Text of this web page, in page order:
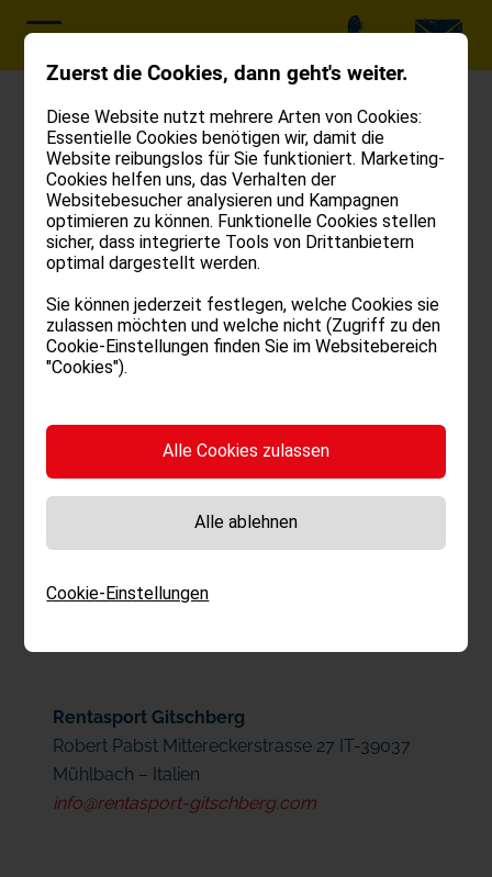
Datenschutz
Hier finden Sie Informationen über den Umgang
Besuch unserer Website. Zur Bereitstellung der
Funktionen und Dienste unserer Website ist es
erforderlich, dass wir personenbezogene Daten
welche Daten wir über Sie erheben, wozu dies
erforderlich ist, und welche Rechte Sie in Bezug
personenbezogenen Daten auf dieser Website
Rentasport Gitschberg
Robert Pabst Mittereckerstrasse 27 IT-39037
Mühlbach – Italien
info@rentasport-gitschberg.com
Zuerst die Cookies, dann geht's weiter.
Diese Website nutzt mehrere Arten von Cookies:
Essentielle Cookies benötigen wir, damit die
Website reibungslos für Sie funktioniert. Marketing-
Cookies helfen uns, das Verhalten der
Websitebesucher analysieren und Kampagnen
optimieren zu können. Funktionelle Cookies stellen
sicher, dass integrierte Tools von Drittanbietern
optimal dargestellt werden.
Sie können jederzeit festlegen, welche Cookies sie
zulassen möchten und welche nicht (Zugriff zu den
Cookie-Einstellungen finden Sie im Websitebereich
"Cookies").
Cookie-Einstellungen
Alle Cookies zulassen
Alle ablehnen